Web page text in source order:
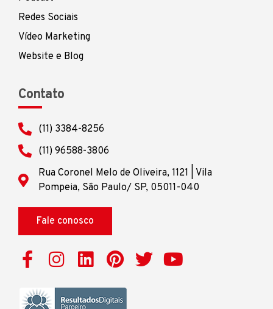
Redes Sociais
Vídeo Marketing
Website e Blog
Contato
(11) 3384-8256
(11) 96588-3806
Rua Coronel Melo de Oliveira, 1121 | Vila
Pompeia, São Paulo/ SP, 05011-040
Fale conosco